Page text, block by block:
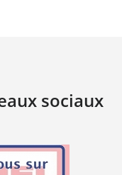
sociaux